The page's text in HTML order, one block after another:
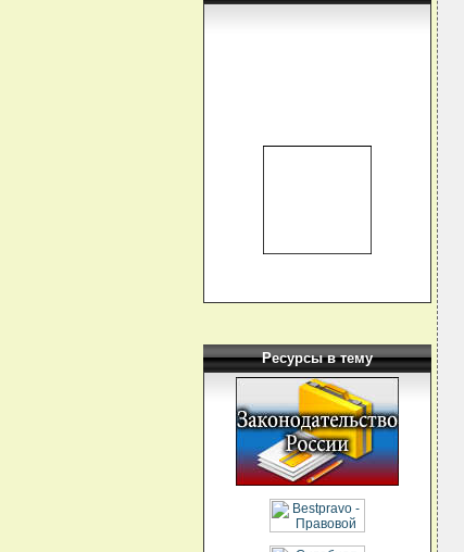
Ресурсы в тему